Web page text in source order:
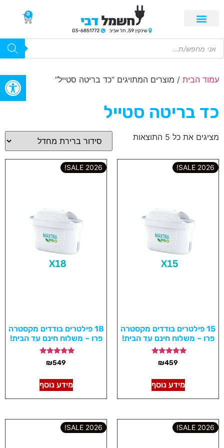
פתח
0
עמוד הבית / מוצרים המתויגים “כד בריטה סטייל”
כד בריטה סטייל
מציגים את כל ⁦5⁩ התוצאות
2026 SALE!
15 פילטרים בודדים מקסטרה
פרו – משלוח חינם עד הבית!
דורג
5.00
₪459
מידע נוסף
2026 SALE!
18 פילטרים בודדים מקסטרה
פרו – משלוח חינם עד הבית!
דורג
5.00
₪549
מידע נוסף
2026 SALE!
2026 SALE!